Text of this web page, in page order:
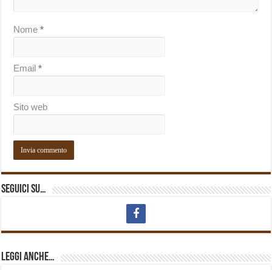
Nome*
Email*
Sito web
Seguici su…
Leggi anche…